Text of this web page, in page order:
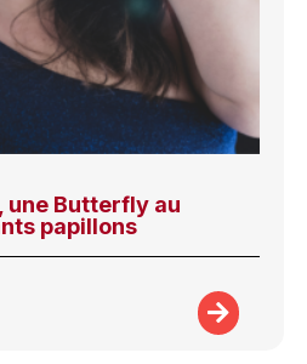
une Butterfly au
papillons